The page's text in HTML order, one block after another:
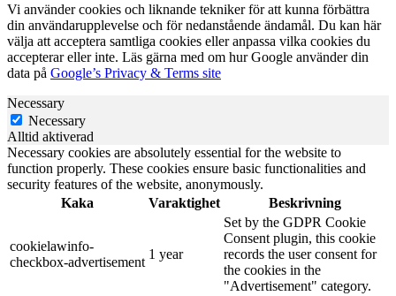
Vi använder cookies och liknande tekniker för att kunna förbättra
din användarupplevelse och för nedanstående ändamål. Du kan här
välja att acceptera samtliga cookies eller anpassa vilka cookies du
accepterar eller inte. Läs gärna med om hur Google använder din
data på Google’s Privacy & Terms site
Necessary
Necessary
Alltid aktiverad
Necessary cookies are absolutely essential for the website to
function properly. These cookies ensure basic functionalities and
security features of the website, anonymously.
Kaka
Varaktighet Beskrivning
cookielawinfo-
checkbox-advertisement
1 year
Set by the GDPR Cookie
Consent plugin, this cookie
records the user consent for
the cookies in the
"Advertisement" category.